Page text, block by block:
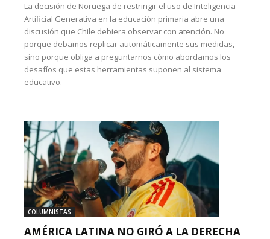
La decisión de Noruega de restringir el uso de Inteligencia
Artificial Generativa en la educación primaria abre una
discusión que Chile debiera observar con atención. No
porque debamos replicar automáticamente sus medidas,
sino porque obliga a preguntarnos cómo abordamos los
desafíos que estas herramientas suponen al sistema
educativo.
COLUMNISTAS
AMÉRICA LATINA NO GIRÓ A LA DERECHA